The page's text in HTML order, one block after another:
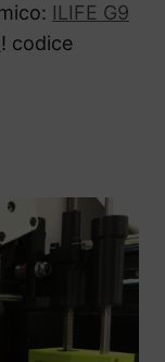
ILIFE G9
! codice